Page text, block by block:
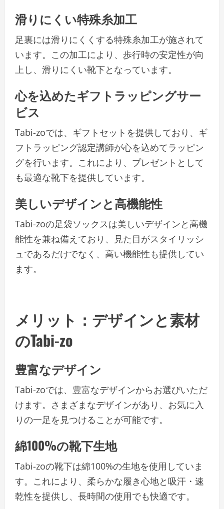
滑りにくい特殊糸加工
足裏には滑りにくくする特殊糸加工が施されて
います。この加工により、歩行時の安定性が向
上し、滑りにくい靴下となっています。
心を込めたギフトラッピングサー
ビス
Tabi-zoでは、ギフトセットを提供しており、ギ
フトラッピング認定講師が心を込めてラッピン
グを行います。これにより、プレゼントとして
も最適な靴下を提供しています。
美しいデザインと高機能性
Tabi-zoの足袋ソックスは美しいデザインと高機
能性を兼ね備えており、見た目がスタイリッシ
ュであるだけでなく、高い機能性も提供してい
ます。
メリット：デザインと素材
のTabi-zo
豊富なデザイン
Tabi-zoでは、豊富なデザインからお選びいただ
けます。さまざまなデザインがあり、お気に入
りの一足を見つけることが可能です。
綿100%の靴下生地
Tabi-zoの靴下は綿100%の生地を使用していま
す。これにより、柔らかな履き心地と吸汗・速
乾性を提供し、長時間の使用でも快適です。